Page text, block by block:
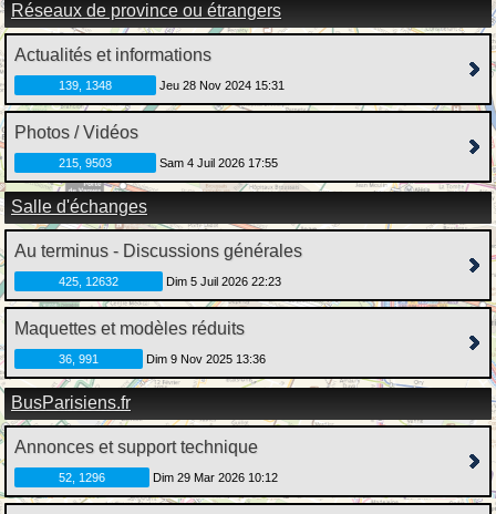
Réseaux de province ou étrangers
Actualités et informations
139, 1348 Jeu 28 Nov 2024 15:31
Photos / Vidéos
215, 9503 Sam 4 Juil 2026 17:55
Salle d'échanges
Au terminus - Discussions générales
425, 12632 Dim 5 Juil 2026 22:23
Maquettes et modèles réduits
36, 991 Dim 9 Nov 2025 13:36
BusParisiens.fr
Annonces et support technique
52, 1296 Dim 29 Mar 2026 10:12